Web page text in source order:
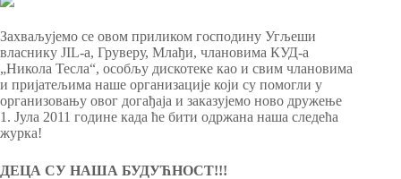
Захваљујемо се овом приликом господину Угљеши
власнику JIL-a, Груверу, Млађи, члановима КУД-а
„Никола Тесла“, особљу дискотеке као и свим члановима
и пријатељима наше организације који су помогли у
организовању овог догађаја и заказујемо ново дружење
1. Јула 2011 године када ће бити одржана наша следећа
журка!
ДЕЦА СУ НАША БУДУЋНОСТ!!!